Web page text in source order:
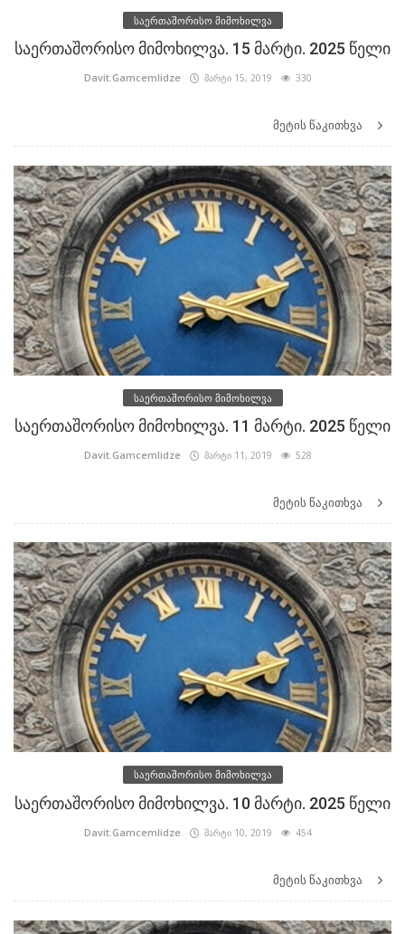
საერთაშორისო მიმოხილვა
საერთაშორისო მიმოხილვა. 15 მარტი. 2025 წელი
Davit.Gamcemlidze მარტი 15, 2019 330
მეტის წაკითხვა
საერთაშორისო მიმოხილვა
საერთაშორისო მიმოხილვა. 11 მარტი. 2025 წელი
Davit.Gamcemlidze მარტი 11, 2019 528
მეტის წაკითხვა
საერთაშორისო მიმოხილვა
საერთაშორისო მიმოხილვა. 10 მარტი. 2025 წელი
Davit.Gamcemlidze მარტი 10, 2019 454
მეტის წაკითხვა